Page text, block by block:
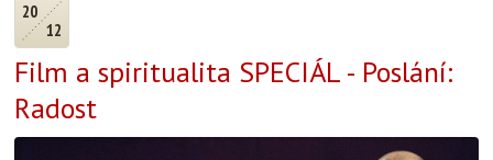
20
12
Film a spiritualita SPECIÁL - Poslání:
Radost